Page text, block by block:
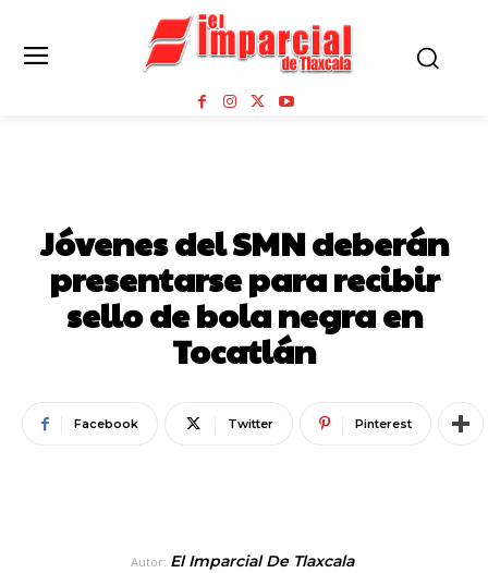
Jóvenes del SMN deberán
presentarse para recibir
sello de bola negra en
Tocatlán
Facebook Twitter Pinterest
Autor: El Imparcial De Tlaxcala